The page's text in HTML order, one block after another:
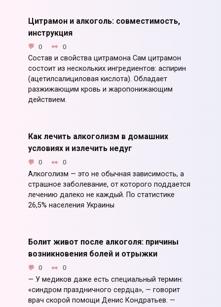
Цитрамон и алкоголь: совместимость,
инструкция
0 0
Состав и свойства цитрамона Сам цитрамон
состоит из нескольких ингредиентов: аспирин
(ацетилсалициловая кислота). Обладает
разжижающим кровь и жаропонижающим
действием.
Как лечить алкоголизм в домашних
условиях и излечить недуг
0 0
Алкоголизм — это не обычная зависимость, а
страшное заболевание, от которого поддается
лечению далеко не каждый. По статистике
26,5% населения Украины
Болит живот после алкоголя: причины
возникновения болей и отрыжки
0 0
— У медиков даже есть специальный термин:
«синдром праздничного сердца», — говорит
врач скорой помощи Денис Кондратьев. —